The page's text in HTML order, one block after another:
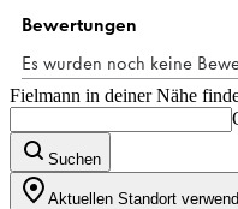
Bewertung
Fielmann in deiner Nähe
Suchen
Aktuellen Standort